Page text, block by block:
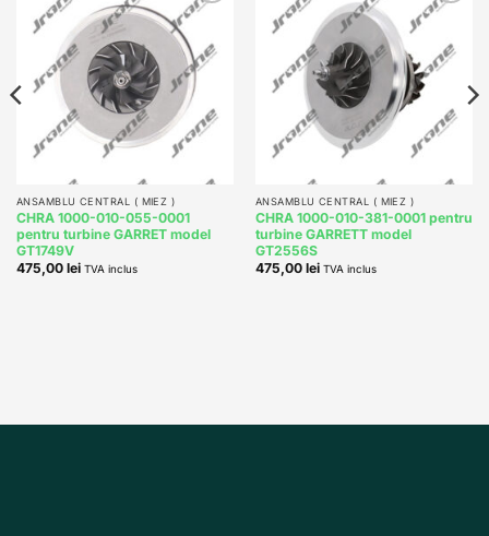
Add to
ANSAMBLU CENTRAL ( MIEZ )
CHRA 1000-010-055-0001
pentru turbine GARRET model
GT1749V
475,00 lei TVA inclus
Add to
ANSAMBLU CENTRAL ( MIEZ )
CHRA 1000-010-381-0001 pentru
turbine GARRETT model
GT2556S
475,00 lei TVA inclus